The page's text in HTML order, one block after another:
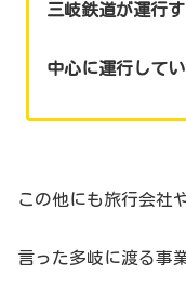
三岐鉄道が運行
中心に運行してい
この他にも旅行会社
言った多岐に渡る事